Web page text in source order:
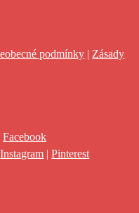
podmínky | Zásady
Facebook
Instagram |Pinterest